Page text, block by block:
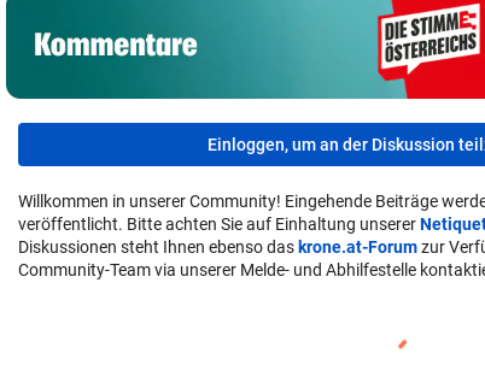
Einloggen, um an der Diskussion
Willkommen in unserer Community! Eingehende Beiträge
veröffentlicht. Bitte achten Sie auf Einhaltung unserer
Diskussionen steht Ihnen ebenso das krone.at-Forumzur
Community-Team via unserer Melde- und Abhilfestelle